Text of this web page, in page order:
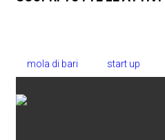
mola di bari start up